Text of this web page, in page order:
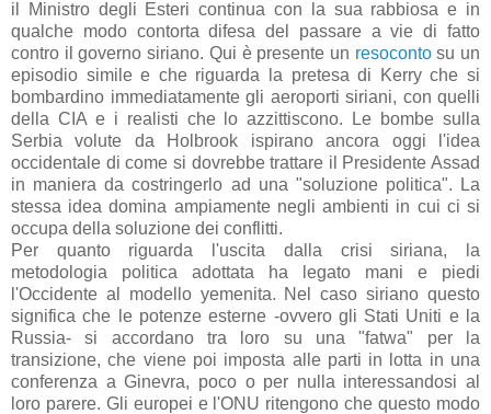
il Ministro degli Esteri continua con la sua rabbiosa e in
qualche modo contorta difesa del passare a vie di fatto
contro il governo siriano. Qui è presente un resocontosu un
episodio simile e che riguarda la pretesa di Kerry che si
bombardino immediatamente gli aeroporti siriani, con quelli
della CIA e i realisti che lo azzittiscono. Le bombe sulla
Serbia volute da Holbrook ispirano ancora oggi l'idea
occidentale di come si dovrebbe trattare il Presidente Assad
in maniera da costringerlo ad una "soluzione politica". La
stessa idea domina ampiamente negli ambienti in cui ci si
occupa della soluzione dei conflitti.
Per quanto riguarda l'uscita dalla crisi siriana, la
metodologia politica adottata ha legato mani e piedi
l'Occidente al modello yemenita. Nel caso siriano questo
significa che le potenze esterne -ovvero gli Stati Uniti e la
Russia- si accordano tra loro su una "fatwa" per la
transizione, che viene poi imposta alle parti in lotta in una
conferenza a Ginevra, poco o per nulla interessandosi al
loro parere. Gli europei e l'ONU ritengono che questo modo